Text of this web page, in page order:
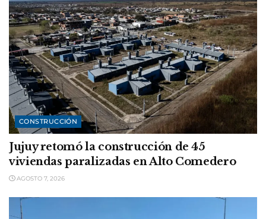
CONSTRUCCIÓN
Jujuy retomó la construcción de 45
viviendas paralizadas en Alto Comedero
AGOSTO 7, 2026